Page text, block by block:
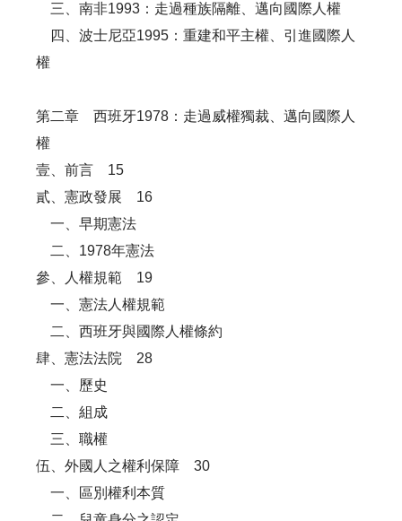
三、南非1993：走過種族隔離、邁向國際人權
四、波士尼亞1995：重建和平主權、引進國際人
權
第二章 西班牙1978：走過威權獨裁、邁向國際人
權
壹、前言 15
貳、憲政發展 16
一、早期憲法
二、1978年憲法
參、人權規範 19
一、憲法人權規範
二、西班牙與國際人權條約
肆、憲法法院 28
一、歷史
二、組成
三、職權
伍、外國人之權利保障 30
一、區別權利本質